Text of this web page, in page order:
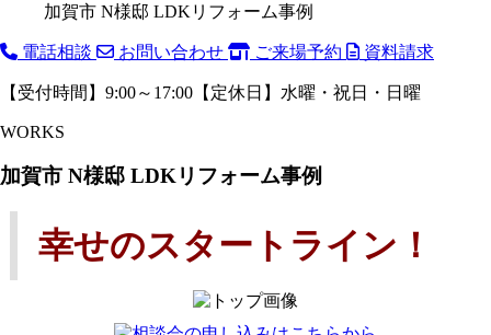
加賀市 N様邸 LDKリフォーム事例
電話相談 お問い合わせ ご来場予約 資料請求
【受付時間】9:00～17:00【定休日】水曜・祝日・日曜
WORKS
加賀市 N様邸 LDKリフォーム事例
幸せのスタートライン！